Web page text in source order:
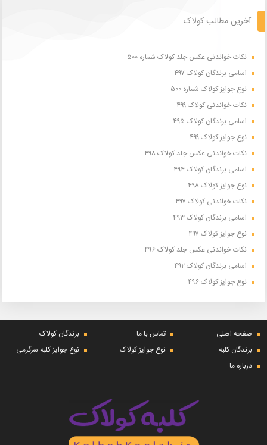
آخرین مطالب کولاک
نکات خواندنی عکس جلد کولاک شماره ۵۰۰
اسامی برندگان کولاک ۴۹۷
نوع جوایز کولاک شماره ۵۰۰
نکات خواندنی کولاک ۴۹۹
اسامی برندگان کولاک ۴۹۵
نوع جوایز کولاک ۴۹۹
نکات خواندنی عکس جلد کولاک ۴۹۸
اسامی برندگان کولاک ۴۹۴
نوع جوایز کولاک ۴۹۸
نکات خواندنی کولاک ۴۹۷
اسامی برندگان کولاک ۴۹۳
نوع جوایز کولاک ۴۹۷
نکات خواندنی عکس جلد کولاک ۴۹۶
اسامی برندگان کولاک ۴۹۲
نوع جوایز کولاک ۴۹۶
صفحه اصلی تماس با ما
برندگان کولاک
برندگان کلبه
نوع جوایز کولاک
نوع جوایز کلبه سرگرمی
درباره ما